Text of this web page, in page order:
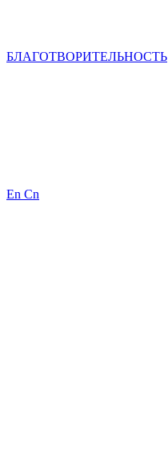
БЛАГОТВОРИТЕЛЬНОСТЬ
En Cn